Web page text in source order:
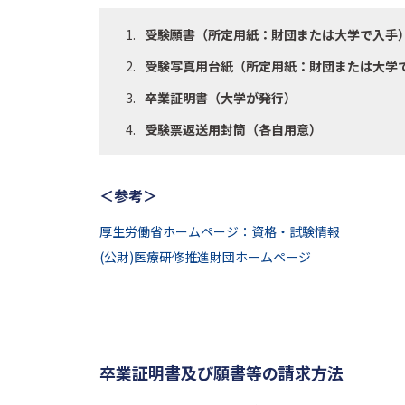
受験願書（所定用紙：財団または大学で入手）
受験写真用台紙（所定用紙：財団または大学
卒業証明書（大学が発行）
受験票返送用封筒（各自用意）
＜参考＞
厚生労働省ホームページ：資格・試験情報
(公財)医療研修推進財団ホームページ
卒業証明書及び願書等の請求方法